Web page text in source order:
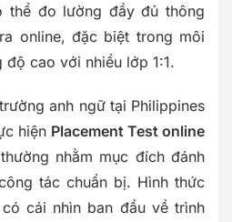
thể đo lường đầy đủ thông
online, đặc biệt trong môi
cao với nhiều lớp 1:1.
anh ngữ tại Philippines
hiện Placement Test online
nhằm mục đích đánh
tác chuẩn bị. Hình thức
cái nhìn ban đầu về trình